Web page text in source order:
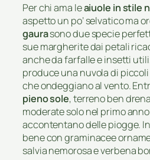
Per chi ama leaiuole in stile
aspetto un po’ selvatico ma
gaurasono due specie
sue margherite dai petali
anche da farfalle e insetti
produce una nuvola di
che ondeggiano al vento.
pieno sole, terreno ben
moderate solo nel primo
accontentano delle piogge.
bene con graminacee
salvia nemorosa e verbena